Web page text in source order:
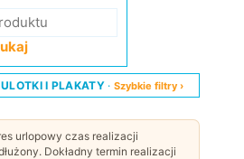
ULOTKI I PLAKATY Szybkie filtry ›
urlopowy czas realizacji
Dokładny termin realizacji